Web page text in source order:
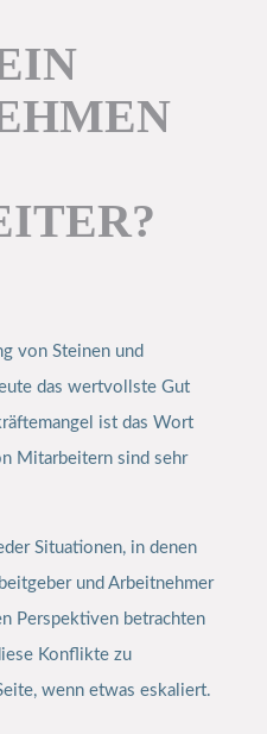
von Steinen und
das wertvollste Gut
ist das Wort
Mitarbeitern sind sehr
Situationen, in denen
und Arbeitnehmer
Perspektiven betrachten
Konflikte zu
wenn etwas eskaliert.